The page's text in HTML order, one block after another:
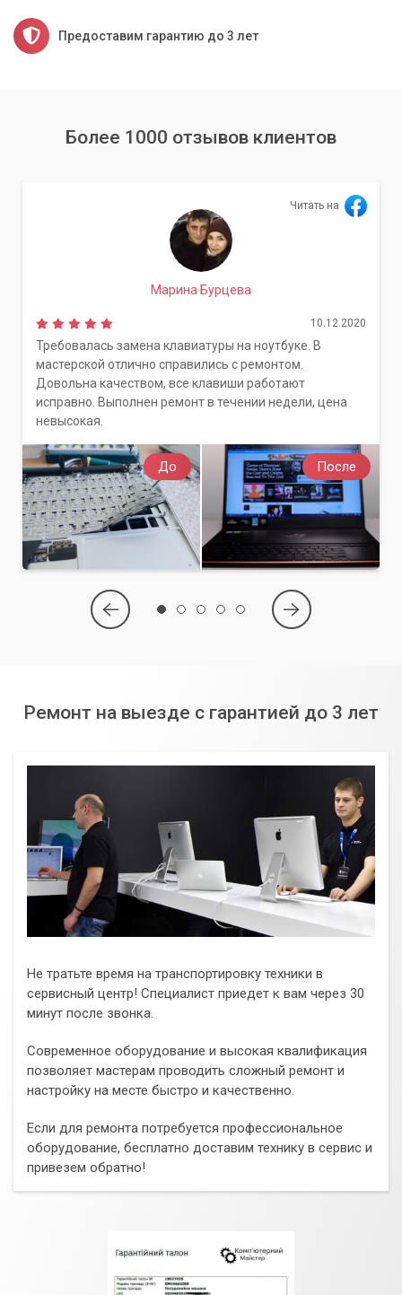
Предоставим гарантию до 3 лет
Более 1000 отзывов клиентов
До После
Читать на
Марина Бурцева
10.12.2020
Требовалась замена клавиатуры на ноутбуке. В
мастерской отлично справились с ремонтом.
Довольна качеством, все клавиши работают
исправно. Выполнен ремонт в течении недели, цена
невысокая.
Ремонт на выезде с гарантией до 3 лет
Не тратьте время на транспортировку техники в
сервисный центр! Специалист приедет к вам через 30
минут после звонка.
Современное оборудование и высокая квалификация
позволяет мастерам проводить сложный ремонт и
настройку на месте быстро и качественно.
Если для ремонта потребуется профессиональное
оборудование, бесплатно доставим технику в сервис и
привезем обратно!